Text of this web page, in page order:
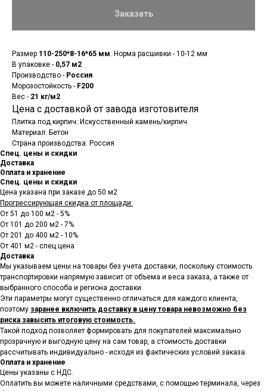
Заказать
Размер 110-250*8-16*65 мм . Норма расшивки - 10-12 мм
В упаковке - 0,57 м2
Производство - Россия
Морозостойкость - F200
Вес - 21 кг/м2
Цена с доставкой от завода изготовителя
Плитка под кирпич: Искусственный камень/кирпич
Материал: Бетон
Страна производства: Россия
Спец. цены и скидки
Доставка
Оплата и хранение
Спец. цены и скидки
Цена указана при заказе до 50 м2
Прогрессирующая скидка от площади:
От 51 до 100 м2 - 5%
От 101 до 200 м2 - 7%
От 201 до 400 м2 - 10%
От 401 м2 - спец.цена
Доставка
Мы указываем цены на товары без учета доставки, поскольку стоимость
транспортировки напрямую зависит от объема и веса заказа, а также от
выбранного способа и региона доставки.
Эти параметры могут существенно отличаться для каждого клиента,
поэтому заранее включить доставку в цену товара невозможно без
риска завысить итоговую стоимость.
Такой подход позволяет формировать для покупателей максимально
прозрачную и выгодную цену на сам товар, а стоимость доставки
рассчитывать индивидуально - исходя из фактических условий заказа.
Оплата и хранение
Цены указаны с НДС.
Оплатить вы можете наличными средствами, с помощью терминала, через